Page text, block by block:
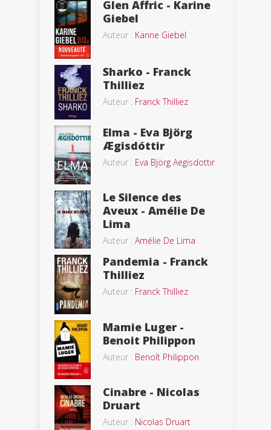
Glen Affric - Karine
Giebel
Auteur : Karine Giebel
Sharko - Franck
Thilliez
Auteur : Franck Thilliez
Elma - Eva Björg
Ægisdóttir
Auteur : Eva Björg Aegisdottir
Le Silence des
Aveux - Amélie De
Lima
Auteur : Amélie De Lima
Pandemia - Franck
Thilliez
Auteur : Franck Thilliez
Mamie Luger -
Benoit Philippon
Auteur : Benoît Philippon
Cinabre - Nicolas
Druart
Auteur : Nicolas Druart